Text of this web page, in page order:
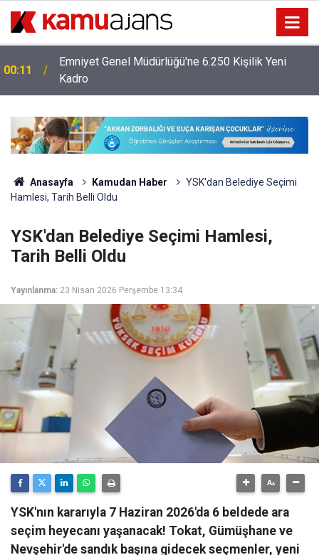
00:11
Emniyet Genel Müdürlüğü'ne 6.250 Kişilik Yeni
Kadro
Anasayfa Kamudan Haber
YSK'dan Belediye Seçimi
Hamlesi, Tarih Belli Oldu
YSK'dan Belediye Seçimi Hamlesi,
Tarih Belli Oldu
Yayınlanma: 23 Nisan 2026 Perşembe 13:34
YSK'nın kararıyla 7 Haziran 2026'da 6 beldede ara
seçim heyecanı yaşanacak! Tokat, Gümüşhane ve
Nevşehir'de sandık başına gidecek seçmenler, yeni